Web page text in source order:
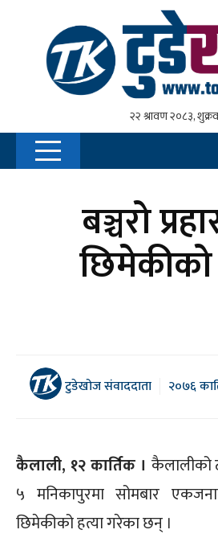
बञ्चरो
छिमेकीको
टुडेखोज संवाददाता २०७६
कैलाली, १२ कार्तिक । कैलालीको
५ मनिकापुरमा सोमबार
छिमेकीको हत्या गरेका छन् ।